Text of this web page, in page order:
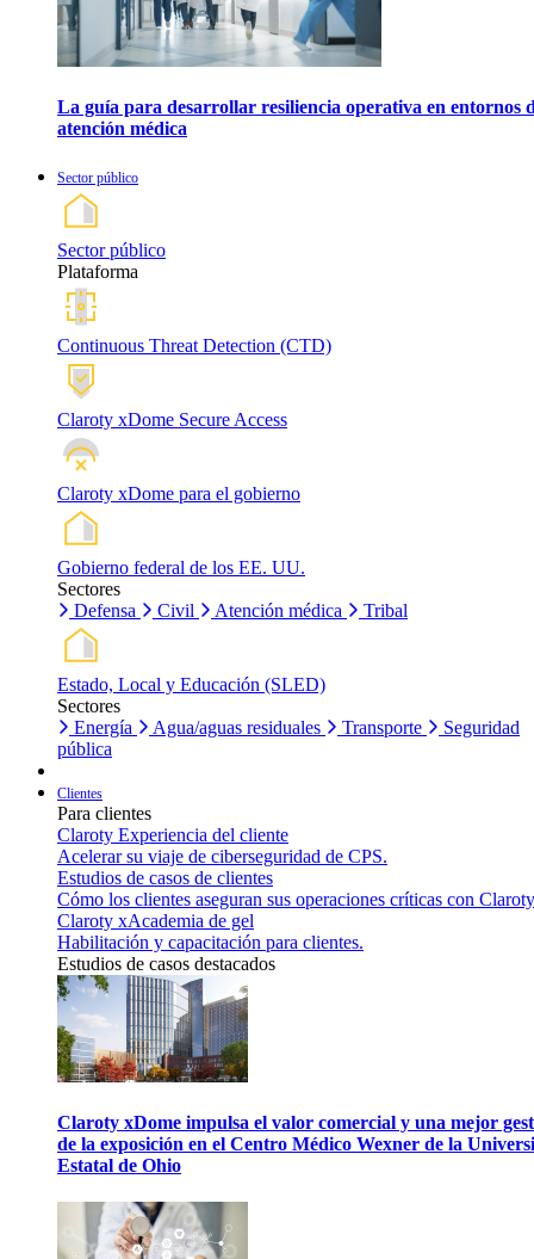
La guía para desarrollar resiliencia operativa en entornos
atención médica
Sector público
Sector público
Plataforma
Continuous Threat Detection (CTD)
Claroty xDome Secure Access
Claroty xDome para el gobierno
Gobierno federal de los EE. UU.
Sectores
Defensa
Civil Atención médica Tribal
Estado, Local y Educación (SLED)
Sectores
Energía
Agua/aguas residuales Transporte
Seguridad
pública
Clientes
Para clientes
Claroty Experiencia del cliente
Acelerar su viaje de ciberseguridad de CPS.
Estudios de casos de clientes
Cómo los clientes aseguran sus operaciones críticas con
Claroty xAcademia de gel
Habilitación y capacitación para clientes.
Estudios de casos destacados
Claroty xDome impulsa el valor comercial y una mejor
de la exposición en el Centro Médico Wexner de la
Estatal de Ohio